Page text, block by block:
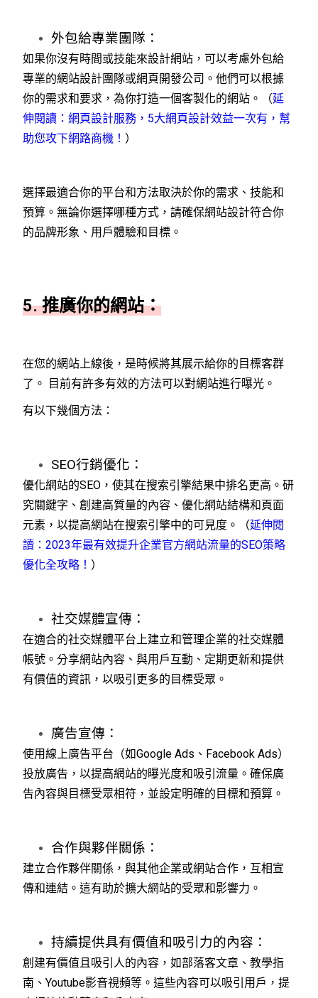
外包給專業團隊：
如果你沒有時間或技能來設計網站，可以考慮外包給
專業的網站設計團隊或網頁開發公司。他們可以根據
你的需求和要求，為你打造一個客製化的網站。（延
伸閱讀：網頁設計服務，5大網頁設計效益一次有，幫
助您攻下網路商機！ ）
選擇最適合你的平台和方法取決於你的需求、技能和
預算。無論你選擇哪種方式，請確保網站設計符合你
的品牌形象、用戶體驗和目標。
5. 推廣你的網站：
在您的網站上線後，是時候將其展示給你的目標客群
了。 目前有許多有效的方法可以對網站進行曝光。
有以下幾個方法：
SEO行銷優化：
優化網站的SEO，使其在搜索引擎結果中排名更高。研
究關鍵字、創建高質量的內容、優化網站結構和頁面
元素，以提高網站在搜索引擎中的可見度。
（延伸閱
讀：2023年最有效提升企業官方網站流量的SEO策略
優化全攻略！ ）
社交媒體宣傳：
在適合的社交媒體平台上建立和管理企業的社交媒體
帳號。分享網站內容、與用戶互動、定期更新和提供
有價值的資訊，以吸引更多的目標受眾。
廣告宣傳：
使用線上廣告平台（如Google Ads、Facebook Ads）
投放廣告，以提高網站的曝光度和吸引流量。確保廣
告內容與目標受眾相符，並設定明確的目標和預算。
合作與夥伴關係：
建立合作夥伴關係，與其他企業或網站合作，互相宣
傳和連結。這有助於擴大網站的受眾和影響力。
持續提供具有價值和吸引力的內容：
創建有價值且吸引人的內容，如部落客文章、教學指
南、Youtube影音視頻等。這些內容可以吸引用戶，提